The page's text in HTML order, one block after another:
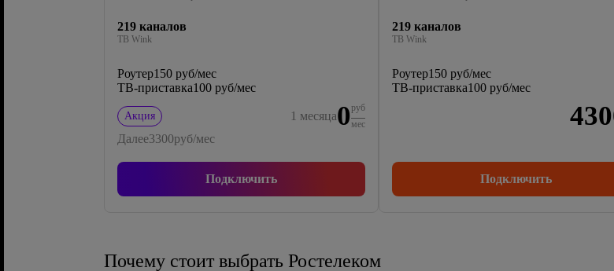
219 каналов
ТВ Wink
Роутер150 руб/мес
ТВ-приставка100 руб/мес
Акция 1 месяца0руб
мес
Далее3300руб/мес
Подключить
219 каналов
ТВ Wink
Роутер150 руб/мес
ТВ-приставка100 руб/мес
Подключить
Почему стоит выбрать Ростелеком